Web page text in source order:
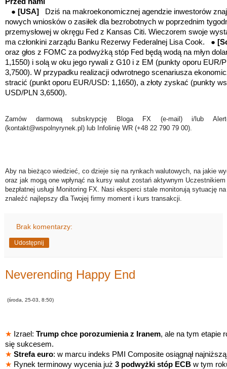
● [USA] Dziś na makroekonomicznej agendzie inwestorów
nowych wniosków o zasiłek dla bezrobotnych w poprzednim
przemysłowej w okręgu Fed z Kansas Citi. Wieczorem swoje
ma członkini zarządu Banku Rezerwy Federalnej Lisa Cook. ●
oraz głos z FOMC za podwyżką stóp Fed będą wodą na młyn
1,1550) i solą w oku jego rywali z G10 i z EM (punkty oporu EUR/
3,7500). W przypadku realizacji odwrotnego scenariusza
stracić (punkt oporu EUR/USD: 1,1650), a złoty zyskać (punkty
USD/PLN 3,6500).
Zamów darmową subskrypcję Bloga FX (e-mail) i/lub
(kontakt@wspolnyrynek.pl) lub Infolinię WR (+48 22 790 79 00).
Aby na bieżąco wiedzieć, co dzieje się na rynkach walutowych, na jakie
oraz jak mogą one wpłynąć na kursy walut zostań aktywnym
bezpłatnej usługi Monitoring FX. Nasi eksperci stale monitorują sytuację
znaleźć najlepszy dla Twojej firmy moment i kurs transakcji.
Brak komentarzy:
Udostępnij
Neverending Happy End
(środa, 25-03, 8:50)
★ Izrael: Trump chce porozumienia z Iranem, ale na tym etapie
się sukcesem.
★ Strefa euro: w marcu indeks PMI Composite osiągnął
★ Rynek terminowy wycenia już 3 podwyżki stóp ECB w tym